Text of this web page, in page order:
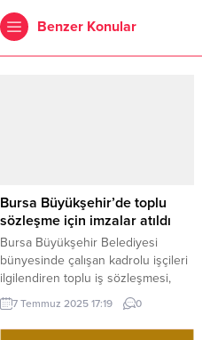
Benzer Konular
Bursa Büyükşehir’de toplu
sözleşme için imzalar atıldı
Bursa Büyükşehir Belediyesi
bünyesinde çalışan kadrolu işçileri
ilgilendiren toplu iş sözleşmesi,
Büyükşehir Belediyesi, Yerelsen ve
DİSK’e bağlı Genel-İş arasında
imzalandı. BURSA (İGFA) – Tarihi
7 Temmuz 2025 17:19 0